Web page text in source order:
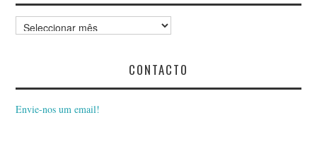
Arquivo
CONTACTO
Envie-nos um email!